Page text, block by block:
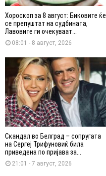
Хороскоп за 8 август: Биковите ќе
се препуштат на судбината,
Лавовите ги очекуваат...
08:01 - 8 август, 2026
Скандал во Белград – сопругата
на Сергеј Трифуновиќ била
приведена по пријава за...
21:01 - 7 август, 2026